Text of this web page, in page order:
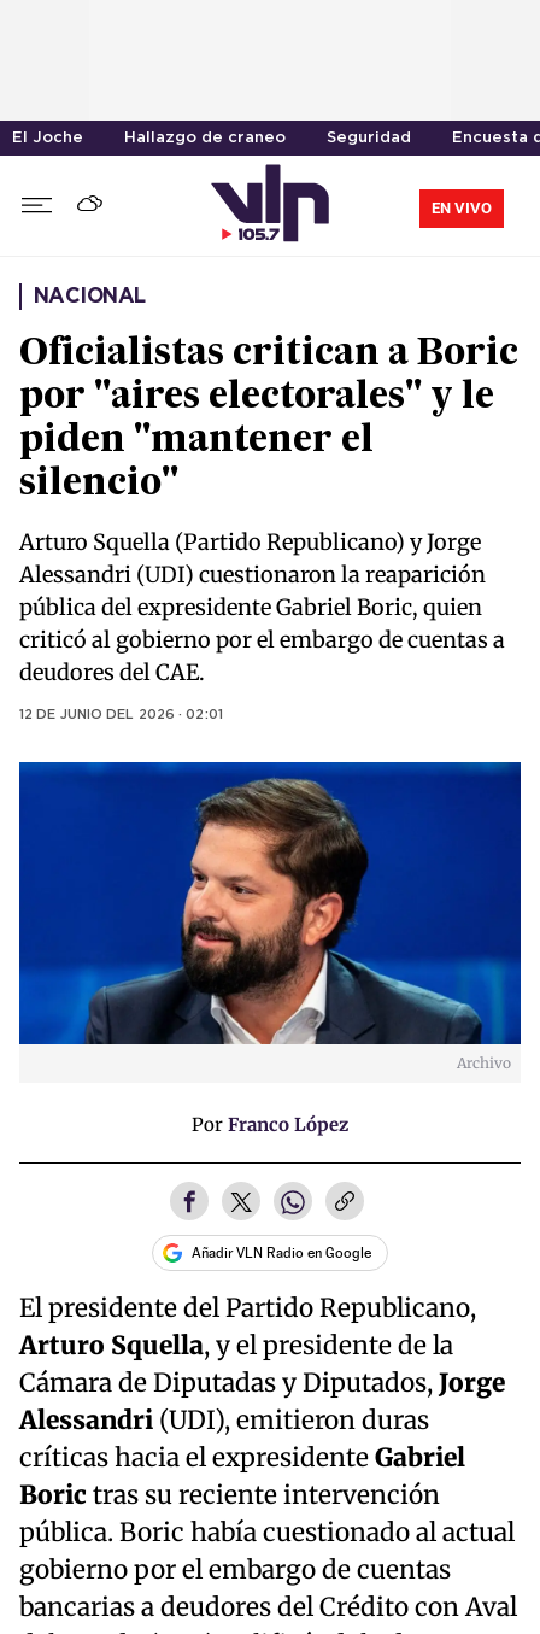
El Joche Hallazgo de craneo Seguridad Encuesta
EN VIVO
NACIONAL
Oficialistas critican a Boric
por "aires electorales" y le
piden "mantener el
silencio"
Arturo Squella (Partido Republicano) y Jorge
Alessandri (UDI) cuestionaron la reaparición
pública del expresidente Gabriel Boric, quien
criticó al gobierno por el embargo de cuentas a
deudores del CAE.
12 DE JUNIO DEL 2026 · 02:01
Archivo
Por Franco López
Añadir VLN Radio en Google
El presidente del Partido Republicano,
Arturo Squella, y el presidente de la
Cámara de Diputadas y Diputados,Jorge
Alessandri (UDI), emitieron duras
críticas hacia el expresidenteGabriel
Boric tras su reciente intervención
pública. Boric había cuestionado al actual
gobierno por el embargo de cuentas
bancarias a deudores del Crédito con Aval